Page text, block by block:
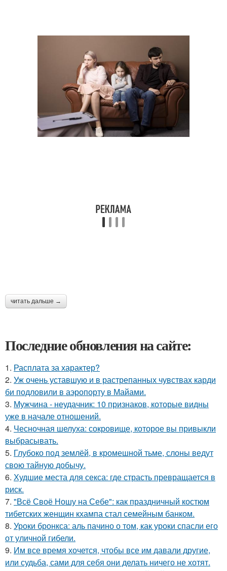
читать дальше →
Последние обновления на сайте:
1. Расплата за характер?
2. Уж очень уставшую и в растрепанных чувствах карди
би подловили в аэропорту в Майами.
3. Мужчина - неудачник: 10 признаков, которые видны
уже в начале отношений.
4. Чесночная шелуха: сокровище, которое вы привыкли
выбрасывать.
5. Глубоко под землёй, в кромешной тьме, слоны ведут
свою тайную добычу.
6. Худшие места для секса: где страсть превращается в
риск.
7. "Всё Своё Ношу на Себе": как праздничный костюм
тибетских женщин кхампа стал семейным банком.
8. Уроки бронкса: аль пачино о том, как уроки спасли его
от уличной гибели.
9. Им все время хочется, чтобы все им давали другие,
или судьба, сами для себя они делать ничего не хотят.